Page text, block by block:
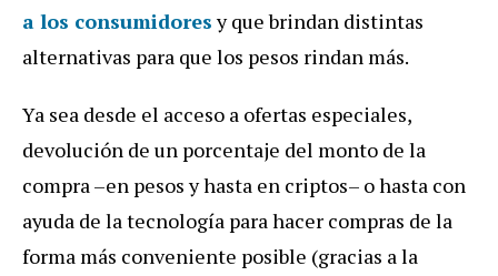
a los consumidoresy que brindan distintas
alternativas para que los pesos rindan más.
Ya sea desde el acceso a ofertas especiales,
devolución de un porcentaje del monto de la
compra –en pesos y hasta en criptos– o hasta con
ayuda de la tecnología para hacer compras de la
forma más conveniente posible (gracias a la